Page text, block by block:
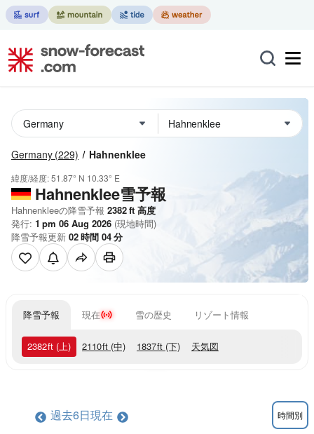
Germany (229) Hahnenklee
緯度/経度:51.87° N 10.33° E
Hahnenklee雪予報
Hahnenkleeの降雪予報 2382ft 高度
発行: 1 pm 06 Aug 2026 (現地時間)
降雪予報更新 02時間 04分
降雪予報 現在 雪の歴史 リゾート情報
2382ft (上) 2110ft (中) 1837ft (下) 天気図
過去6日現在 時間別